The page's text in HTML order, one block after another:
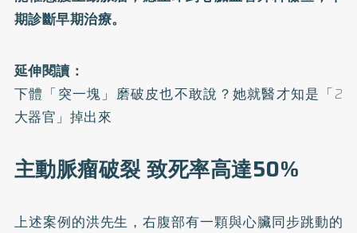
期診斷早期治療。
延伸閱讀：
下體「突一塊」磨破皮也不敢說？她就醫才知是「2
大器官」掉出來
主動脈瘤破裂 致死率高達50%
上述案例的洪先生，右腹部有一顆與心臟同步跳動的